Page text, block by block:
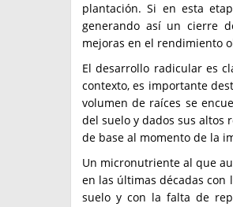
plantación. Si en esta
generando así un cierre
mejoras en el rendimiento
El desarrollo radicular es
contexto, es importante
volumen de raíces se
del suelo y dados sus
de base al momento de la
Un micronutriente al que
en las últimas décadas con
suelo y con la falta de